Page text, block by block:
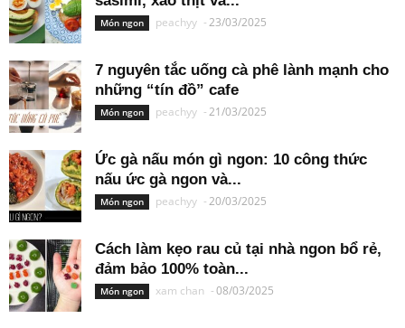
Món ngon peachyy -23/03/2025
7 nguyên tắc uống cà phê lành mạnh cho
những “tín đồ” cafe
Món ngon peachyy -21/03/2025
Ức gà nấu món gì ngon: 10 công thức
nấu ức gà ngon và...
Món ngon peachyy -20/03/2025
Cách làm kẹo rau củ tại nhà ngon bổ rẻ,
đảm bảo 100% toàn...
Món ngon xam chan -08/03/2025